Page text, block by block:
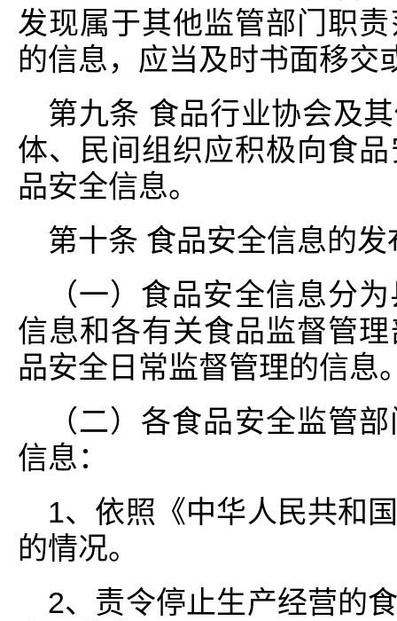
发现属于其他监管部门职
的信息，应当及时书面移交
第九条 食品行业协会及
体、民间组织应积极向食
品安全信息。
第十条 食品安全信息的发
（一）食品安全信息分
信息和各有关食品监督管
品安全日常监督管理的信息
（二）各食品安全监管
信息：
1、依照《中华人民共和
的情况。
2、责令停止生产经营的